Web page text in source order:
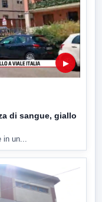
▶
di sangue, giallo
in un...